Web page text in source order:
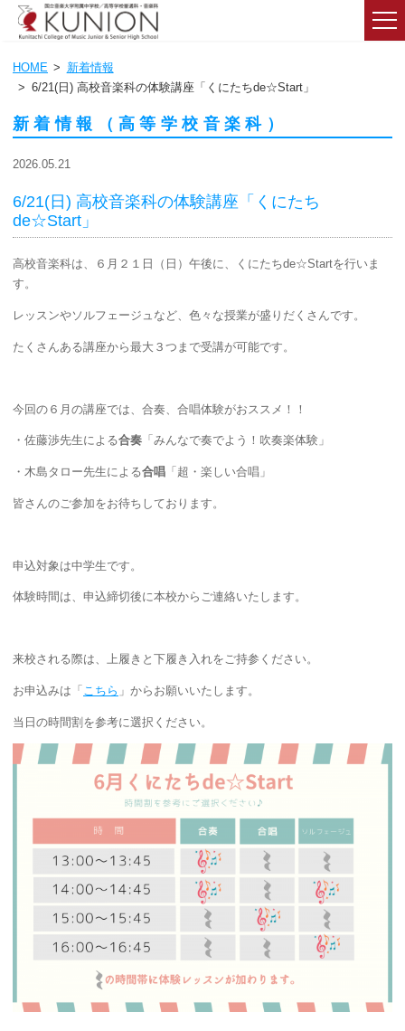
HOME
新着情報
6/21(日) 高校音楽科の体験講座「くにたちde☆Start」
新着情報（高等学校音楽科）
2026.05.21
6/21(日) 高校音楽科の体験講座「くにたち
de☆Start」
高校音楽科は、６月２１日（日）午後に、くにたちde☆Startを行いま
す。
レッスンやソルフェージュなど、色々な授業が盛りだくさんです。
たくさんある講座から最大３つまで受講が可能です。
今回の６月の講座では、合奏、合唱体験がおススメ！！
・佐藤渉先生による合奏 「みんなで奏でよう！吹奏楽体験」
・木島タロー先生による合唱 「超・楽しい合唱」
皆さんのご参加をお待ちしております。
申込対象は中学生です。
体験時間は、申込締切後に本校からご連絡いたします。
来校される際は、上履きと下履き入れをご持参ください。
お申込みは「 こちら 」からお願いいたします。
当日の時間割を参考に選択ください。